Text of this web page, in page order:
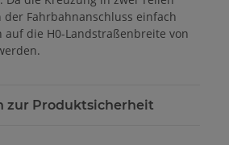
Fahrbahnanschluss einfach
auf die H0-Landstraßenbreite von
zur Produktsicherheit